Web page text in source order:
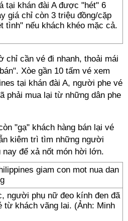
tại khán đài A được "hét" 6
giá chỉ còn 3 triệu đồng/cặp
tình" nếu khách khéo mặc cả.
chỉ cần vé đi nhanh, thoải mái
Xòe gần 10 tấm vé xem
tại khán đài A, người phe vé
phải mua lại từ những dân phe
"gạ" khách hàng bán lại vé
kiêm trì tìm những người
để xả nốt món hời lớn.
người phụ nữ đeo kính đen đã
từ khách vãng lai. (Ảnh: Minh